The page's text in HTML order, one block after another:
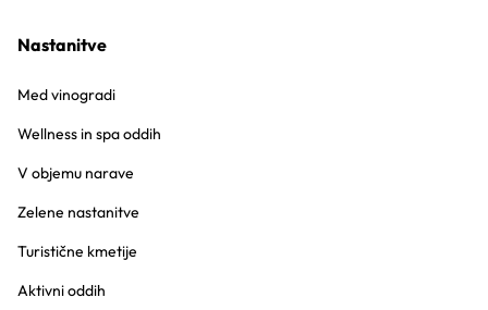
Nastanitve
Med vinogradi
Wellness in spa oddih
V objemu narave
Zelene nastanitve
Turistične kmetije
Aktivni oddih